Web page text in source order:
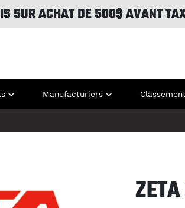
SUR ACHAT DE 500$ AVANT
Manufacturiers